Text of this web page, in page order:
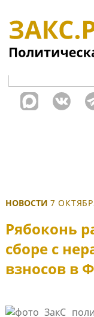
НОВОСТИ 7
Рябоконь
сборе с
взносов в